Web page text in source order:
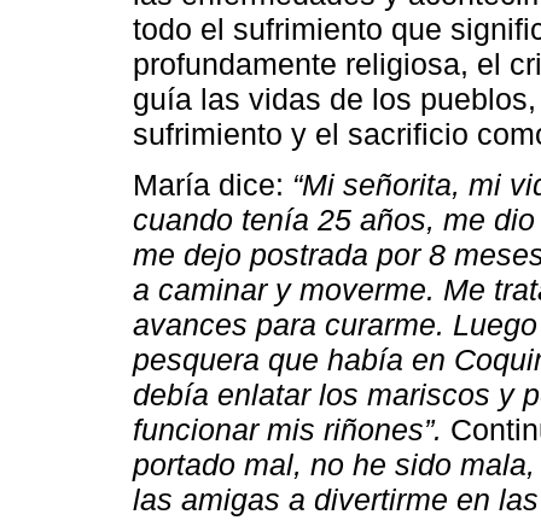
todo el sufrimiento que
profundamente religiosa, el
guía las vidas de los
sufrimiento y el sacrificio
María dice: “Mi señorita, mi
cuando tenía 25 años, me
me dejo postrada por 8
a caminar y moverme. Me
avances para curarme.
pesquera que había en
debía enlatar los mariscos y
funcionar mis riñones”.
portado mal, no he sido
las amigas a divertirme en